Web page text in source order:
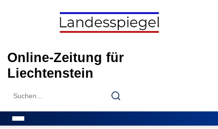
Online-Zeitung für
Liechtenstein
Search
Search